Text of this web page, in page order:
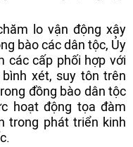
lo vận động xây
bào các dân tộc, Ủy
các cấp phối hợp với
xét, suy tôn trên
đồng bào dân tộc
hoạt động tọa đàm
trong phát triển kinh